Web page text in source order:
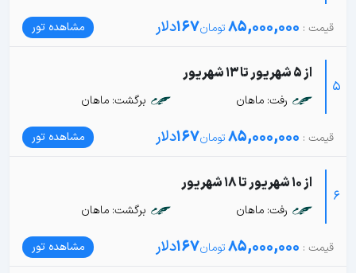
85,000,000
167دلار مشاهده تور
5
از 5 شهریور تا 13 شهریور
رفت: ماهان برگشت: ماهان
85,000,000
167دلار مشاهده تور
6
از 10 شهریور تا 18 شهریور
رفت: ماهان برگشت: ماهان
85,000,000
167دلار مشاهده تور